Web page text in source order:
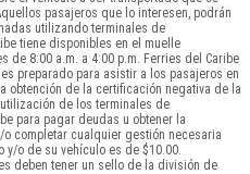
pasajeros que lo interesen, podrán
utilizando terminales de
tiene disponibles en el muelle
de 8:00 a.m. a 4:00 p.m. Ferries del Caribe
preparado para asistir a los pasajeros en
obtención de la certificación negativa de la
de los terminales de
para pagar deudas u obtener la
o completar cualquier gestión necesaria
y/o de su vehículo es de $10.00.
deben tener un sello de la división de